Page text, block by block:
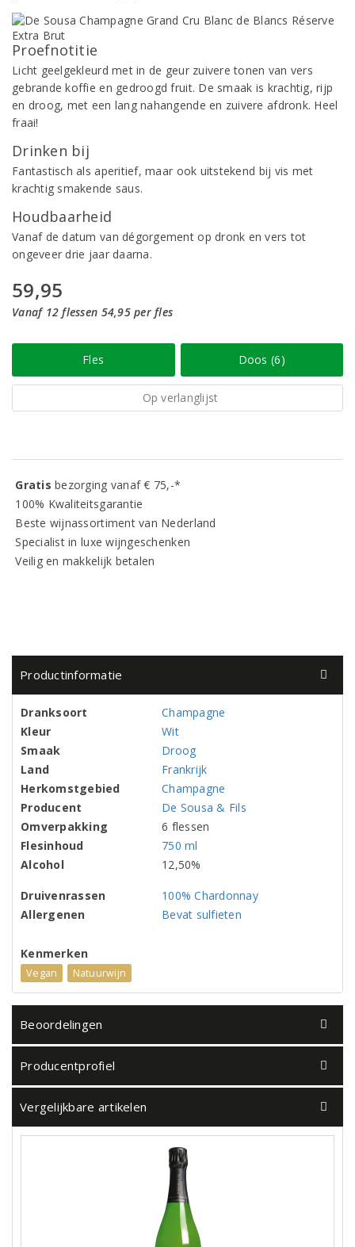
Proefnotitie
Licht geelgekleurd met in de geur zuivere tonen van vers
gebrande koffie en gedroogd fruit. De smaak is krachtig, rijp
en droog, met een lang nahangende en zuivere afdronk. Heel
fraai!
Drinken bij
Fantastisch als aperitief, maar ook uitstekend bij vis met
krachtig smakende saus.
Houdbaarheid
Vanaf de datum van dégorgement op dronk en vers tot
ongeveer drie jaar daarna.
59,95
Vanaf 12 flessen 54,95 per fles
Fles Doos (6)
Op verlanglijst
Gratisbezorging vanaf € 75,-*
100% Kwaliteitsgarantie
Beste wijnassortiment van Nederland
Specialist in luxe wijngeschenken
Veilig en makkelijk betalen
Productinformatie
Dranksoort
Champagne
Kleur
Wit
Smaak
Droog
Land
Frankrijk
Herkomstgebied
Champagne
Producent
De Sousa & Fils
Omverpakking
6 flessen
Flesinhoud
750 ml
Alcohol
12,50%
Druivenrassen
100% Chardonnay
Allergenen
Bevat sulfieten
Kenmerken
Vegan Natuurwijn
Beoordelingen
Producentprofiel
Vergelijkbare artikelen